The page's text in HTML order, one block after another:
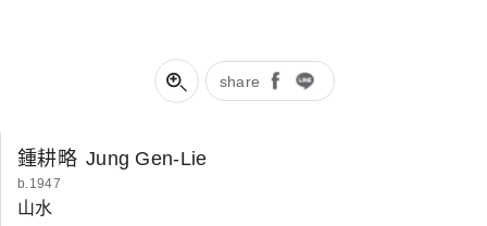
share
鍾耕略 Jung Gen-Lie
b.1947
山水